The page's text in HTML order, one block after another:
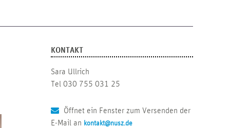
KONTAKT
Sara Ullrich
Tel 030 755 031 25
Öffnet ein Fenster zum Versenden der
E-Mail an kontakt@nusz.de